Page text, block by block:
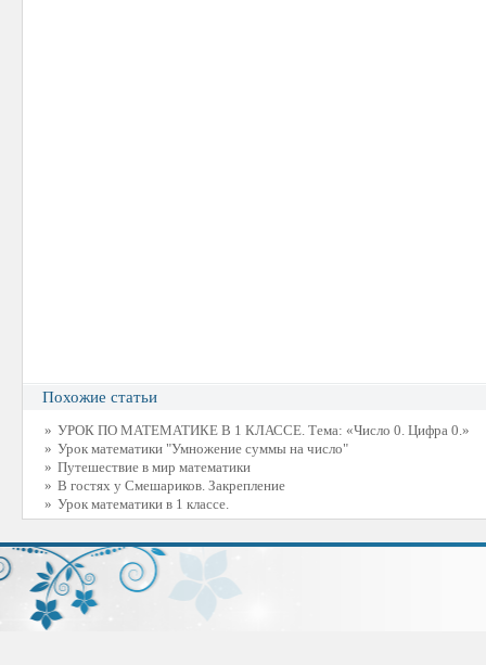
Похожие статьи
» УРОК ПО МАТЕМАТИКЕ В 1 КЛАССЕ. Тема: «Число 0. Цифра 0.»
» Урок математики "Умножение суммы на число"
» Путешествие в мир математики
» В гостях у Смешариков. Закрепление
» Урок математики в 1 классе.